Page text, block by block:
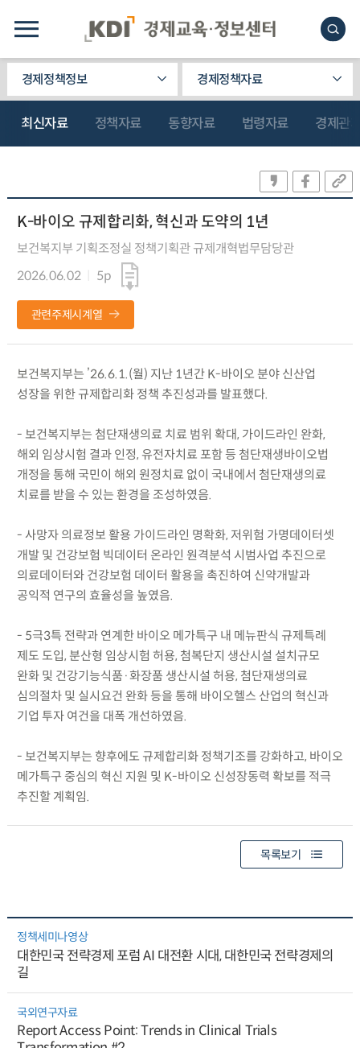
경제정책정보 경제정책자료
최신자료 정책자료 동향자료 법령자료 경제관
K-바이오 규제합리화, 혁신과 도약의 1년
보건복지부 기획조정실 정책기획관 규제개혁법무담당관
2026.06.02
5p
관련주제시계열
보건복지부는 ’26.6.1.(월) 지난 1년간 K-바이오 분야 신산업
성장을 위한 규제합리화 정책 추진성과를 발표했다.
- 보건복지부는 첨단재생의료 치료 범위 확대, 가이드라인 완화,
해외 임상시험 결과 인정, 유전자치료 포함 등 첨단재생바이오법
개정을 통해 국민이 해외 원정치료 없이 국내에서 첨단재생의료
치료를 받을 수 있는 환경을 조성하였음.
- 사망자 의료정보 활용 가이드라인 명확화, 저위험 가명데이터셋
개발 및 건강보험 빅데이터 온라인 원격분석 시범사업 추진으로
의료데이터와 건강보험 데이터 활용을 촉진하여 신약개발과
공익적 연구의 효율성을 높였음.
- 5극3특 전략과 연계한 바이오 메가특구 내 메뉴판식 규제특례
제도 도입, 분산형 임상시험 허용, 첨복단지 생산시설 설치규모
완화 및 건강기능식품·화장품 생산시설 허용, 첨단재생의료
심의절차 및 실시요건 완화 등을 통해 바이오헬스 산업의 혁신과
기업 투자 여건을 대폭 개선하였음.
- 보건복지부는 향후에도 규제합리화 정책기조를 강화하고, 바이오
메가특구 중심의 혁신 지원 및 K-바이오 신성장동력 확보를 적극
추진할 계획임.
목록보기
정책세미나영상
대한민국 전략경제 포럼 AI 대전환 시대, 대한민국 전략경제의
길
국외연구자료
Report Access Point: Trends in Clinical Trials